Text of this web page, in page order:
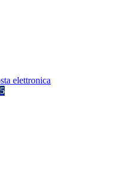
elettronica
5